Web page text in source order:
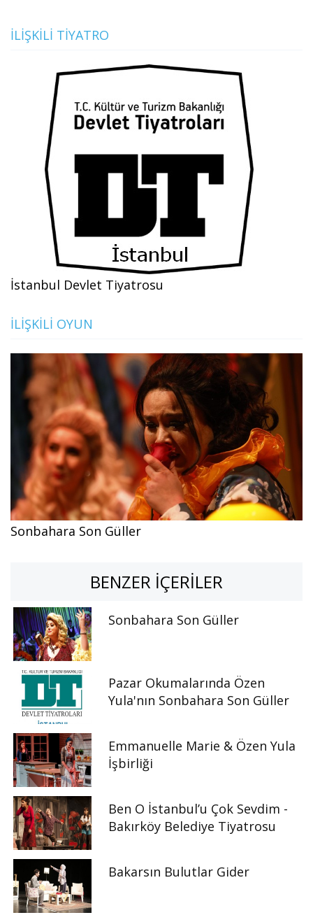
İLIŞKILI TIYATRO
İstanbul Devlet Tiyatrosu
İLIŞKILI OYUN
Sonbahara Son Güller
BENZER İÇERILER
Sonbahara Son Güller
Pazar Okumalarında Özen
Yula'nın Sonbahara Son Güller
Emmanuelle Marie & Özen Yula
İşbirliği
Ben O İstanbul’u Çok Sevdim -
Bakırköy Belediye Tiyatrosu
Bakarsın Bulutlar Gider